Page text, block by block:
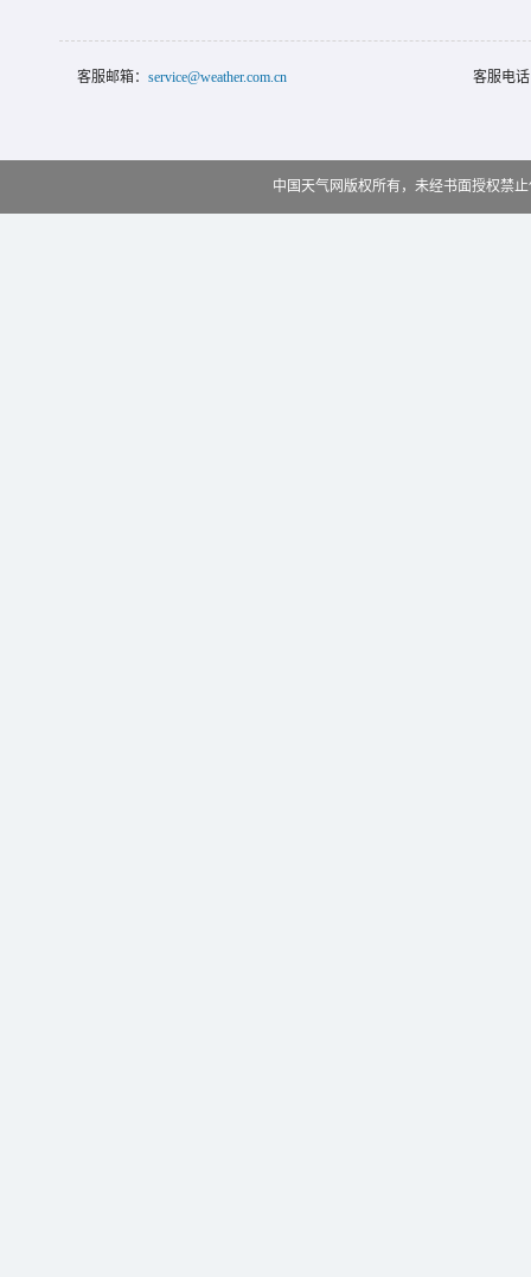
客服邮箱： service@weather.com.cn 客服电
中国天气网版权所有，未经书面授权